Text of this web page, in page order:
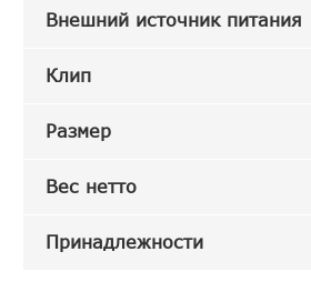
Внешний источник питания
Клип
Размер
Вес нетто
Принадлежности